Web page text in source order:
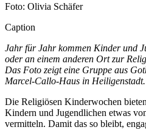
Foto: Olivia Schäfer
Caption
Jahr für Jahr kommen Kinder und
oder an einem anderen Ort zur
Das Foto zeigt eine Gruppe aus
Marcel-Callo-Haus in Heiligenstadt.
Die Religiösen Kinderwochen
Kindern und Jugendlichen etwas
vermitteln. Damit das so bleibt,